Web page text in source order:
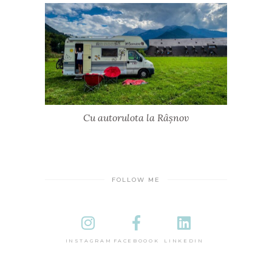
Cu autorulota la Râșnov
FOLLOW ME
INSTAGRAM FACEBOOOK LINKEDIN